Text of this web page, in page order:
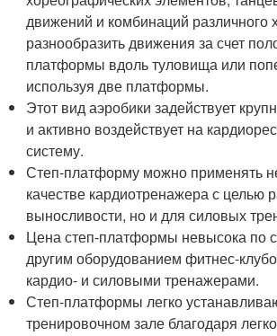
движений и комбинаций различного
разнообразить движения за счет
платформы вдоль туловища или
используя две платформы.
Этот вид аэробики задействует
и активно воздействует на
систему.
Степ-платформу можно применять
качестве кардиотренажера с целью
выносливости, но и для силовых
Цена степ-платформы невысока по
другим оборудованием фитнес-
кардио- и силовыми тренажерами.
Степ-платформы легко
тренировочном зале благодаря